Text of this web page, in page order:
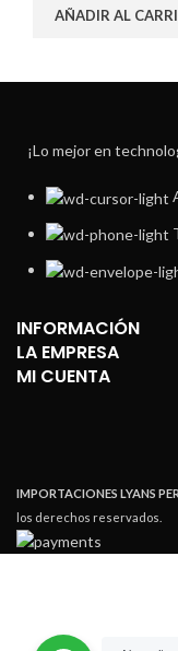
AÑADIR AL
¡Lo mejor en
INFORMACIÓN
LA EMPRESA
MI CUENTA
IMPORTACIONES LYANS
los derechos reservados.